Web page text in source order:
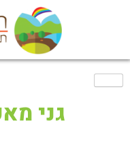
גני